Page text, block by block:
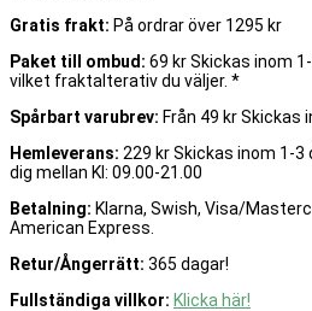
Gratis frakt: På ordrar över 1295 kr
Paket till ombud: 69 kr Skickas inom
vilket fraktalterativ du väljer. *
Spårbart varubrev: Från 49 kr Skickas
Hemleverans: 229 kr Skickas inom 1-3
dig mellan Kl: 09.00-21.00
Betalning: Klarna, Swish, Visa/
American Express.
Retur/Ångerrätt: 365 dagar!
Fullständiga villkor: Klicka här!